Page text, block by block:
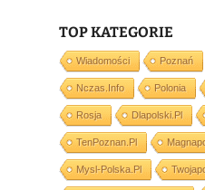
TOP KATEGORIE
Wiadomości Poznań
Nczas.info Polonia
Rosja Dlapolski.pl
TenPoznan.pl
Mysl-Polska.pl